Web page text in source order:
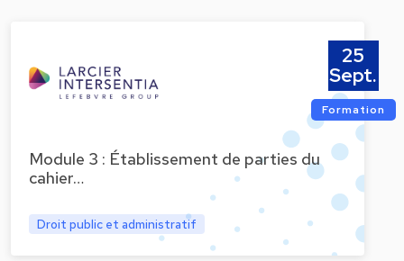
Module 3 : Établissement de parties du
cahier…
Droit public et administratif
25
Sept.
Formation